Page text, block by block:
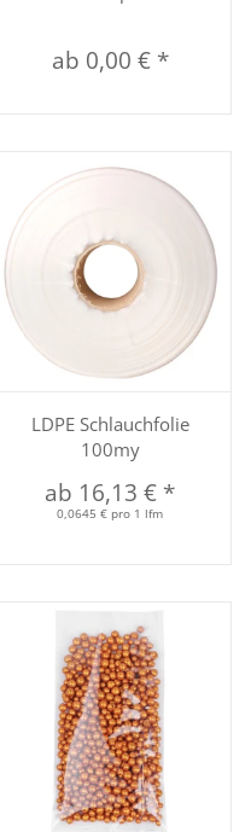
ab 0,00 € *
LDPE Schlauchfolie
100my
ab 16,13 € *
0,0645 € pro 1 lfm